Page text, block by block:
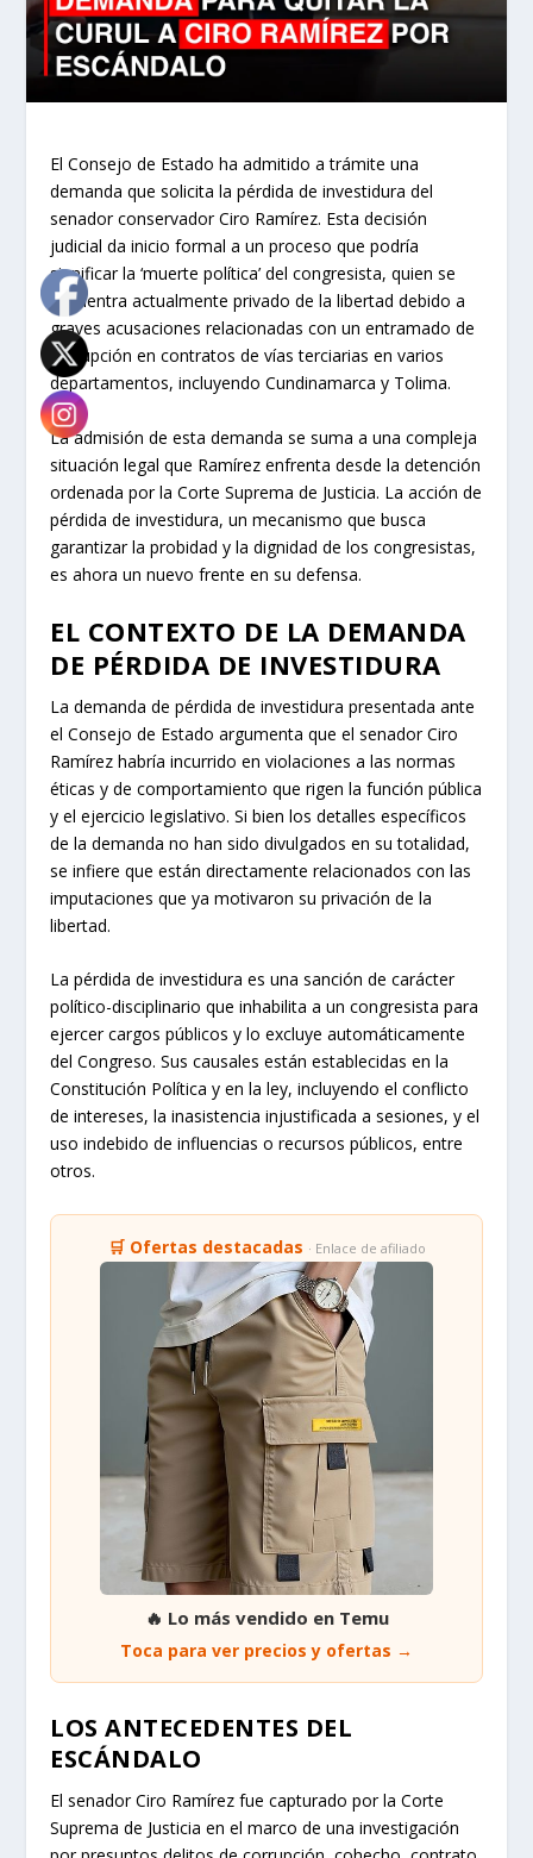
El Consejo de Estado ha admitido a trámite una
demanda que solicita la pérdida de investidura del
senador conservador Ciro Ramírez. Esta decisión
judicial da inicio formal a un proceso que podría
significar la ‘muerte política’ del congresista, quien se
encuentra actualmente privado de la libertad debido a
graves acusaciones relacionadas con un entramado de
corrupción en contratos de vías terciarias en varios
departamentos, incluyendo Cundinamarca y Tolima.
La admisión de esta demanda se suma a una compleja
situación legal que Ramírez enfrenta desde la detención
ordenada por la Corte Suprema de Justicia. La acción de
pérdida de investidura, un mecanismo que busca
garantizar la probidad y la dignidad de los congresistas,
es ahora un nuevo frente en su defensa.
EL CONTEXTO DE LA DEMANDA
DE PÉRDIDA DE INVESTIDURA
La demanda de pérdida de investidura presentada ante
el Consejo de Estado argumenta que el senador Ciro
Ramírez habría incurrido en violaciones a las normas
éticas y de comportamiento que rigen la función pública
y el ejercicio legislativo. Si bien los detalles específicos
de la demanda no han sido divulgados en su totalidad,
se infiere que están directamente relacionados con las
imputaciones que ya motivaron su privación de la
libertad.
La pérdida de investidura es una sanción de carácter
político-disciplinario que inhabilita a un congresista para
ejercer cargos públicos y lo excluye automáticamente
del Congreso. Sus causales están establecidas en la
Constitución Política y en la ley, incluyendo el conflicto
de intereses, la inasistencia injustificada a sesiones, y el
uso indebido de influencias o recursos públicos, entre
otros.
🛒 Ofertas destacadas · Enlace de afiliado
🔥 Lo más vendido en Temu
Toca para ver precios y ofertas →
LOS ANTECEDENTES DEL
ESCÁNDALO
El senador Ciro Ramírez fue capturado por la Corte
Suprema de Justicia en el marco de una investigación